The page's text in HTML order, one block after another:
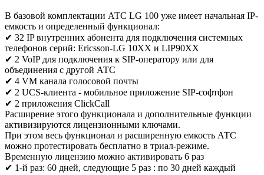
В базовой комплектации АТС LG 100 уже имеет начальная IP-
емкость и определенный функционал:
✔ 32 IP внутренних абонента для подключения системных
телефонов серий: Ericsson-LG 10XX и LIP90XX
✔ 2 VoIP для подключения к SIP-оператору или для
объединения с другой АТС
✔ 4 VM канала голосовой почты
✔ 2 UCS-клиента - мобильное приложение SIP-софтфон
✔ 2 приложения ClickCall
Расширение этого функционала и дополнительные функции
активизируются лицензионными ключами.
При этом весь функционал и расширенную емкость АТС
можно протестировать бесплатно в триал-режиме.
Временную лицензию можно активировать 6 раз
✔ 1-й раз: 60 дней, следующие 5 раз : по 30 дней каждый